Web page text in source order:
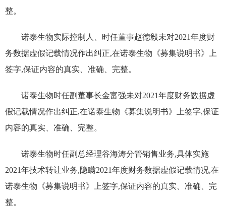
整。
诺泰生物实际控制人、时任董事赵德毅未对2021年度财
务数据虚假记载情况作出纠正,在诺泰生物《募集说明书》上
签字,保证内容的真实、准确、完整。
诺泰生物时任副董事长金富强未对2021年度财务数据虚
假记载情况作出纠正,在诺泰生物《募集说明书》上签字,保证
内容的真实、准确、完整。
诺泰生物时任副总经理谷海涛分管销售业务,具体实施
2021年技术转让业务,隐瞒2021年度财务数据虚假记载情况,在
诺泰生物《募集说明书》上签字,保证内容的真实、准确、完
整。